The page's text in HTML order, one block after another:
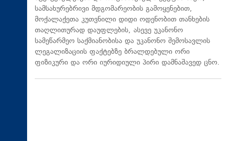
სამსახურებრივი მდგომარეობის გამოყენებით,
მოქალაქეთა კუთვნილი დიდი ოდენობით თანხების
თაღლითურად დაუფლების, ასევე უკანონო
სამეწარმეო საქმიანობისა და უკანონო შემოსავლის
ლეგალიზაციის ფაქტებზე ბრალდებული ორი
ფიზიკური და ორი იურიდიული პირი დამნაშავედ ცნო.